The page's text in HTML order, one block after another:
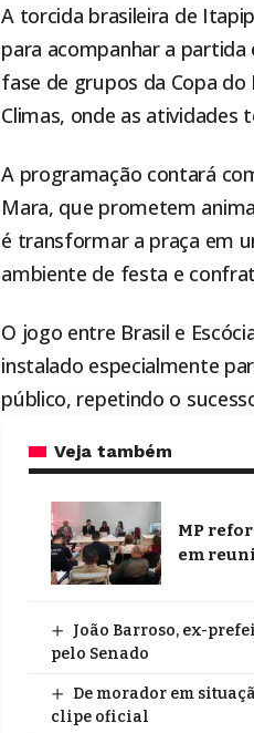
A torcida brasileira de
para acompanhar a partida
fase de grupos da Copa do
Climas, onde as atividades
A programação contará
Mara, que prometem
é transformar a praça em
ambiente de festa e
O jogo entre Brasil e
instalado especialmente
público, repetindo o
Veja também
MP
em
João Barroso, ex-
pelo Senado
De morador em
clipe oficial